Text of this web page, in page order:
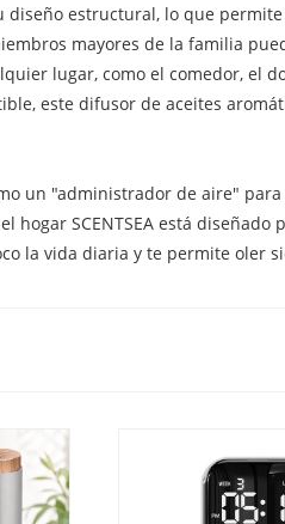
estructural, lo que
mayores de la familia
lugar, como el comedor, el
este difusor de aceites
un "administrador de aire"
SCENTSEA está
la vida diaria y te permite oler